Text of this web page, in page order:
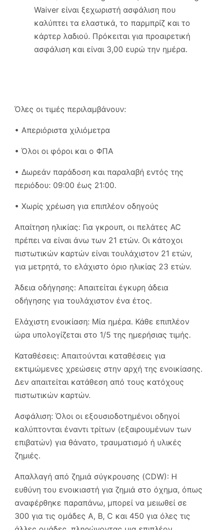
Waiver είναι ξεχωριστή ασφάλιση που
καλύπτει τα ελαστικά, το παρμπρίζ και το
κάρτερ λαδιού. Πρόκειται για προαιρετική
ασφάλιση και είναι 3,00 ευρώ την ημέρα.
Όλες οι τιμές περιλαμβάνουν:
• Απεριόριστα χιλιόμετρα
• Όλοι οι φόροι και ο ΦΠΑ
• Δωρεάν παράδοση και παραλαβή εντός της
περιόδου: 09:00 έως 21:00.
• Χωρίς χρέωση για επιπλέον οδηγούς
Απαίτηση ηλικίας: Για γκρουπ, οι πελάτες AC
πρέπει να είναι άνω των 21 ετών. Οι κάτοχοι
πιστωτικών καρτών είναι τουλάχιστον 21 ετών,
για μετρητά, το ελάχιστο όριο ηλικίας 23 ετών.
Άδεια οδήγησης: Απαιτείται έγκυρη άδεια
οδήγησης για τουλάχιστον ένα έτος.
Ελάχιστη ενοικίαση: Μία ημέρα. Κάθε επιπλέον
ώρα υπολογίζεται στο 1/5 της ημερήσιας τιμής.
Καταθέσεις: Απαιτούνται καταθέσεις για
εκτιμώμενες χρεώσεις στην αρχή της ενοικίασης.
Δεν απαιτείται κατάθεση από τους κατόχους
πιστωτικών καρτών.
Ασφάλιση: Όλοι οι εξουσιοδοτημένοι οδηγοί
καλύπτονται έναντι τρίτων (εξαιρουμένων των
επιβατών) για θάνατο, τραυματισμό ή υλικές
ζημιές.
Απαλλαγή από ζημιά σύγκρουσης (CDW): Η
ευθύνη του ενοικιαστή για ζημιά στο όχημα, όπως
αναφέρθηκε παραπάνω, μπορεί να μειωθεί σε
300 για τις ομάδες A, B, C και 450 για όλες τις